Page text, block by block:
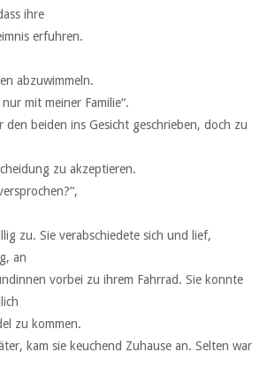
ihre
erfuhren.
abzuwimmeln.
mit meiner Familie“.
den beiden ins Gesicht geschrieben, doch zu
zu akzeptieren.
zu. Sie verabschiedete sich und lief,
an
vorbei zu ihrem Fahrrad. Sie konnte
zu kommen.
kam sie keuchend Zuhause an. Selten war